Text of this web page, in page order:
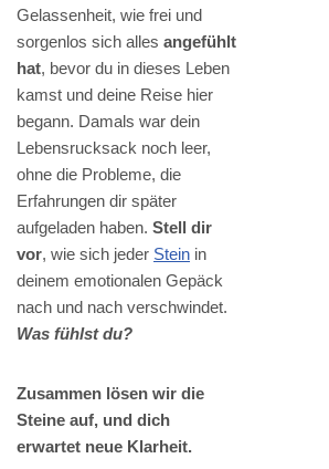
Gelassenheit, wie frei und
sorgenlos sich alles angefühlt
hat, bevor du in dieses Leben
kamst und deine Reise hier
begann. Damals war dein
Lebensrucksack noch leer,
ohne die Probleme, die
Erfahrungen dir später
aufgeladen haben. Stell dir
vor, wie sich jeder Stein in
deinem emotionalen Gepäck
nach und nach verschwindet.
Was fühlst du?
Zusammen lösen wir die
Steine auf, und dich
erwartet neue Klarheit.